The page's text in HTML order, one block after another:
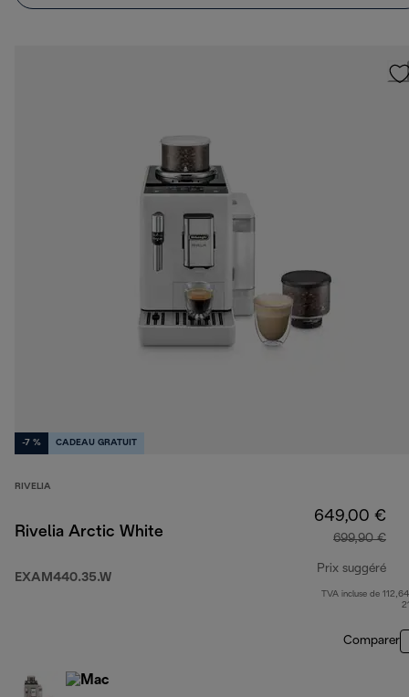
-7 % CADEAU GRATUIT
RIVELIA
Rivelia Arctic White
EXAM440.35.W
649,00 €
699,90 €
Prix suggéré
TVA incluse de
Comparer